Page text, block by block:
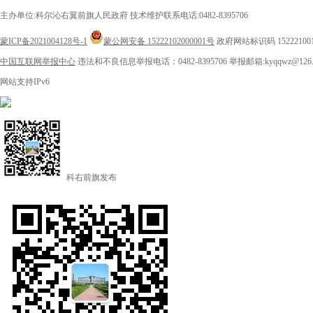
主办单位:科尔沁右翼前旗人民政府 技术维护联系电话:0482-8395706
蒙ICP备2021004128号-1 蒙公网安备 15222102000001号 政府网站标识码
中国互联网举报中心 违法和不良信息举报电话：0482-8395706 举报邮箱
网站支持IPv6
科右前旗发布